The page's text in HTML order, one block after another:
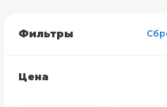
Фильтры
Цена